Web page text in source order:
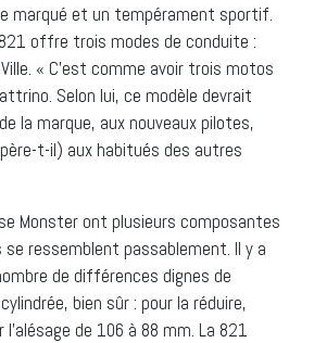
marqué et un tempérament sportif.
offre trois modes de conduite :
« C’est comme avoir trois motos
Selon lui, ce modèle devrait
la marque, aux nouveaux pilotes,
t-il) aux habitués des autres
Monster ont plusieurs composantes
ressemblent passablement. Il y a
de différences dignes de
bien sûr : pour la réduire,
de 106 à 88 mm. La 821